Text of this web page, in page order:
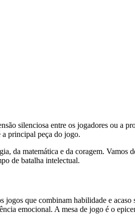
silenciosa entre os jogadores ou a
a principal peça do jogo.
da matemática e da coragem. Vamos
de batalha intelectual.
que combinam habilidade e
emocional. A mesa de jogo é o